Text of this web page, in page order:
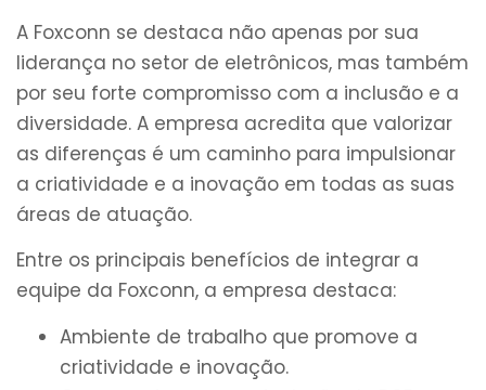
A Foxconn se destaca não apenas por sua
liderança no setor de eletrônicos, mas também
por seu forte compromisso com a inclusão e a
diversidade. A empresa acredita que valorizar
as diferenças é um caminho para impulsionar
a criatividade e a inovação em todas as suas
áreas de atuação.
Entre os principais benefícios de integrar a
equipe da Foxconn, a empresa destaca:
Ambiente de trabalho que promove a
criatividade e inovação.